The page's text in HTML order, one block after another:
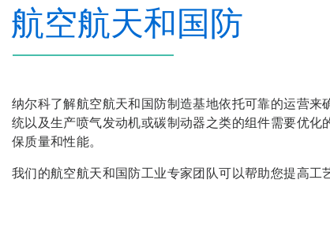
航空航天和国防
纳尔科了解航空航天和国防制造基地依托可靠的运营
统以及生产喷气发动机或碳制动器之类的组件需要优
保质量和性能。
我们的航空航天和国防工业专家团队可以帮助您提高工